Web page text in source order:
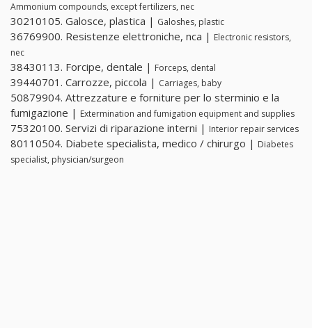
Ammonium compounds, except fertilizers, nec
30210105. Galosce, plastica | Galoshes, plastic
36769900. Resistenze elettroniche, nca | Electronic resistors,
nec
38430113. Forcipe, dentale | Forceps, dental
39440701. Carrozze, piccola | Carriages, baby
50879904. Attrezzature e forniture per lo sterminio e la
fumigazione | Extermination and fumigation equipment and supplies
75320100. Servizi di riparazione interni | Interior repair services
80110504. Diabete specialista, medico / chirurgo | Diabetes
specialist, physician/surgeon